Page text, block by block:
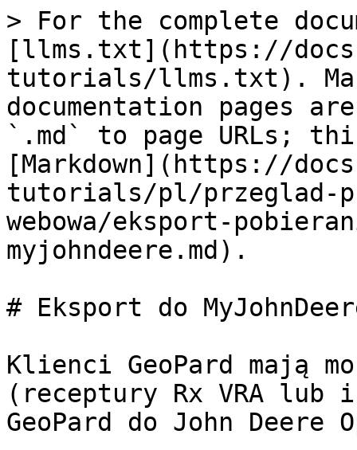
> For the complete
[llms.txt](https://
tutorials/llms.txt).
documentation pages
`.md` to page URLs;
[Markdown](https://
tutorials/pl/przeglad-
webowa/eksport-
myjohndeere.md).
# Eksport do
Klienci GeoPard mają
(receptury Rx VRA lub
GeoPard do John Deere